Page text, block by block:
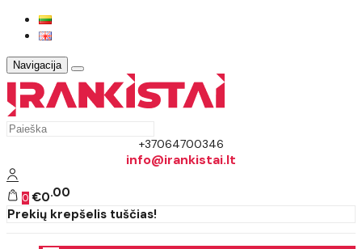
Navigacija
+37064700346
info@irankistai.lt
0 €0 00
Prekių krepšelis tuščias!